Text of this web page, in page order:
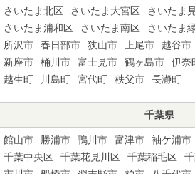
さいたま北区
さいたま大宮区 さいたま
さいたま浦和区
さいたま南区 さいたま
所沢市
春日部市 狭山市 上尾市 越谷市
新座市
桶川市 富士見市 鶴ヶ島市 伊奈
越生町
川島町 宮代町 秩父市 長瀞町
千葉県
館山市 勝浦市 鴨川市 富津市 袖ケ浦市
千葉中央区
千葉花見川区 千葉稲毛区